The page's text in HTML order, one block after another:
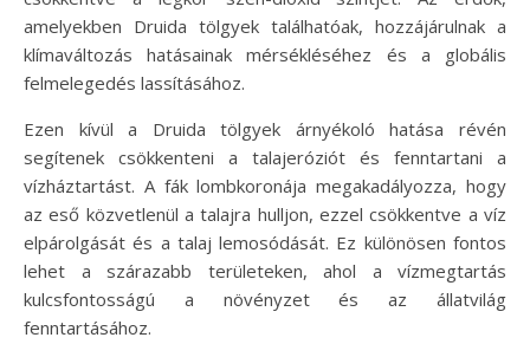
amelyekben Druida tölgyek találhatóak, hozzájárulnak a
klímaváltozás hatásainak mérsékléséhez és a globális
felmelegedés lassításához.
Ezen kívül a Druida tölgyek árnyékoló hatása révén
segítenek csökkenteni a talajeróziót és fenntartani a
vízháztartást. A fák lombkoronája megakadályozza, hogy
az eső közvetlenül a talajra hulljon, ezzel csökkentve a víz
elpárolgását és a talaj lemosódását. Ez különösen fontos
lehet a szárazabb területeken, ahol a vízmegtartás
kulcsfontosságú a növényzet és az állatvilág
fenntartásához.